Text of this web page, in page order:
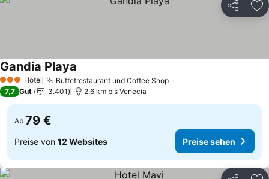
Teilen
3 SterneHotel Buffetrestaurant und Coffee ShopPreise sehen
Gandia Playa
7,7 Gut 3.401 2.6 km bis Venecia
Ab 79 €
Preise von 12 Websites Preise sehen